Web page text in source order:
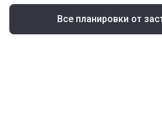
Все планировки от